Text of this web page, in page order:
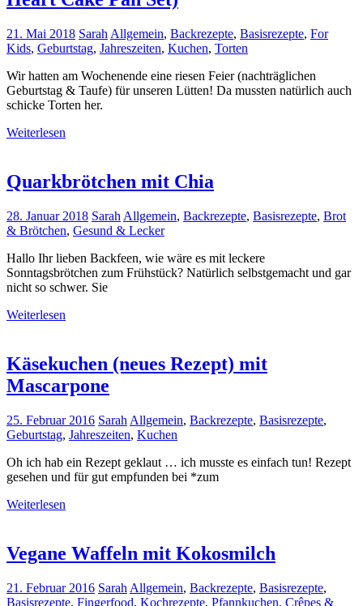
21. Mai 2018 Sarah Allgemein, Backrezepte, Basisrezepte, For
Kids, Geburtstag, Jahreszeiten, Kuchen, Torten
Wir hatten am Wochenende eine riesen Feier (nachträglichen
Geburtstag & Taufe) für unseren Lütten! Da mussten natürlich auch
schicke Torten her.
Weiterlesen
Quarkbrötchen mit Chia
28. Januar 2018 Sarah Allgemein, Backrezepte, Basisrezepte, Brot
& Brötchen, Gesund & Lecker
Hallo Ihr lieben Backfeen, wie wäre es mit leckere
Sonntagsbrötchen zum Frühstück? Natürlich selbstgemacht und gar
nicht so schwer. Sie
Weiterlesen
Käsekuchen (neues Rezept) mit
Mascarpone
25. Februar 2016 Sarah Allgemein, Backrezepte, Basisrezepte,
Geburtstag, Jahreszeiten, Kuchen
Oh ich hab ein Rezept geklaut … ich musste es einfach tun! Rezept
gesehen und für gut empfunden bei *zum
Weiterlesen
Vegane Waffeln mit Kokosmilch
21. Februar 2016 Sarah Allgemein, Backrezepte, Basisrezepte,
Basisrezepte, Fingerfood, Kochrezepte, Pfannkuchen, Crêpes &